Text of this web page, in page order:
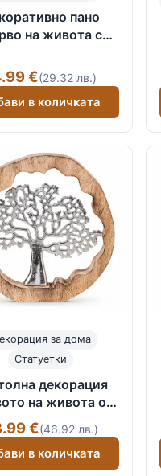
пано
на живота с
розов кварц
€(29.32 лв.)
в количката
за дома
Статуетки
декорация
на живота от
и дърво
€(46.92 лв.)
в количката